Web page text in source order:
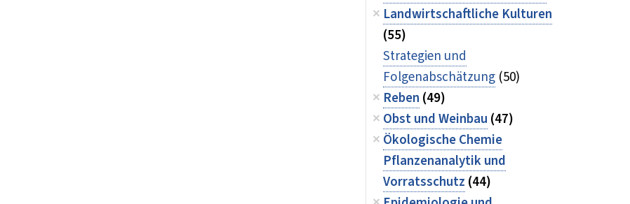
Landwirtschaftliche Kulturen
(55)
Strategien und
Folgenabschätzung (50)
Reben (49)
Obst und Weinbau (47)
Ökologische Chemie
Pflanzenanalytik und
Vorratsschutz (44)